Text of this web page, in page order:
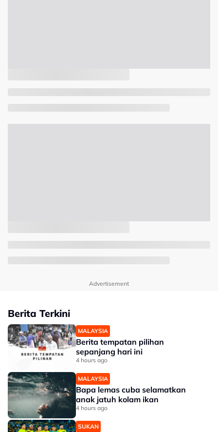
Advertisement
Berita Terkini
MALAYSIA
Berita tempatan pilihan
sepanjang hari ini
4 hours ago
MALAYSIA
Bapa lemas cuba selamatkan
anak jatuh kolam ikan
4 hours ago
SUKAN